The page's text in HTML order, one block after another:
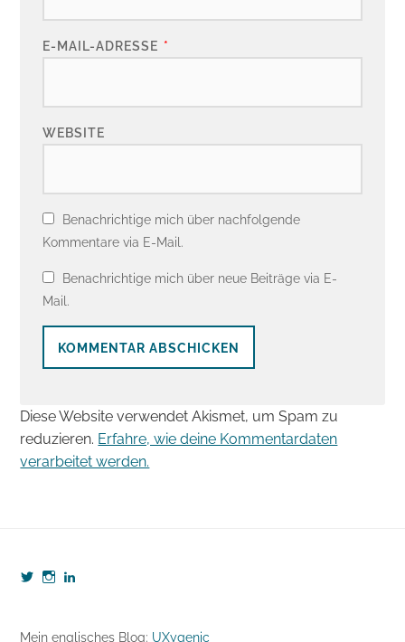
E-MAIL-ADRESSE *
WEBSITE
Benachrichtige mich über nachfolgende
Kommentare via E-Mail.
Benachrichtige mich über neue Beiträge via E-
Mail.
Diese Website verwendet Akismet, um Spam zu
reduzieren. Erfahre, wie deine Kommentardaten
verarbeitet werden.
Profil
Twitter
Profil
Instagram
8190b5b7
Mein englisches Blog: UXygenic